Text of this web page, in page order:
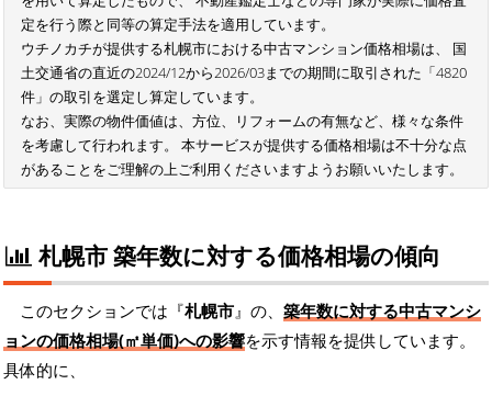
定を行う際と同等の算定手法を適用しています。
ウチノカチが提供する札幌市における中古マンション価格相場は、 国
土交通省の直近の2024/12から2026/03までの期間に取引された「4820
件」の取引を選定し算定しています。
なお、実際の物件価値は、方位、リフォームの有無など、様々な条件
を考慮して行われます。 本サービスが提供する価格相場は不十分な点
があることをご理解の上ご利用くださいますようお願いいたします。
札幌市 築年数に対する価格相場の傾向
このセクションでは『札幌市 』の、 築年数に対する中古マンシ
ョンの価格相場(㎡単価)への影響を示す情報を提供しています。
具体的に、